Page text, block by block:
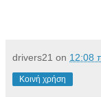
drivers21 on 12:08
Κοινή χρήση